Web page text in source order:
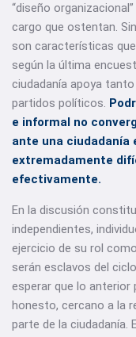
“diseño
cargo que ostentan.
son características
según la última
ciudadanía apoya
partidos políticos.
e informal no
ante una ciudadanía
extremadamente
efectivamente.
En la discusión
independientes,
ejercicio de su rol
serán esclavos del
esperar que lo anterior
honesto, cercano a la
parte de la ciudadanía.